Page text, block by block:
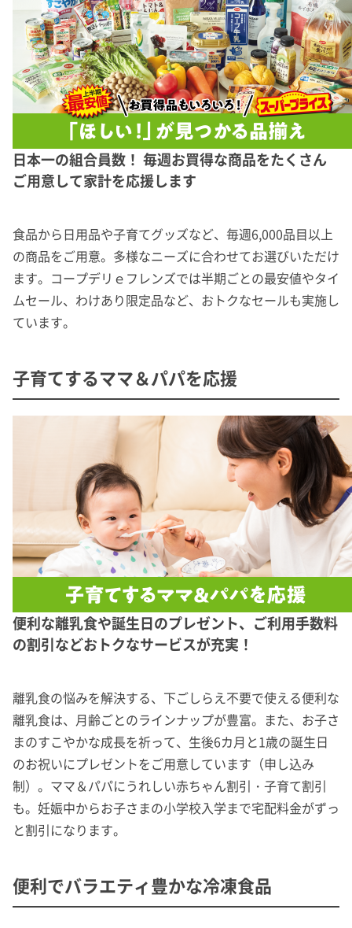
日本一の組合員数！ 毎週お買得な商品をたくさん
ご用意して家計を応援します
食品から日用品や子育てグッズなど、毎週6,000品目以上
の商品をご用意。多様なニーズに合わせてお選びいただけ
ます。コープデリｅフレンズでは半期ごとの最安値やタイ
ムセール、わけあり限定品など、おトクなセールも実施し
ています。
子育てするママ＆パパを応援
便利な離乳食や誕生日のプレゼント、ご利用手数料
の割引などおトクなサービスが充実！
離乳食の悩みを解決する、下ごしらえ不要で使える便利な
離乳食は、月齢ごとのラインナップが豊富。また、お子さ
まのすこやかな成長を祈って、生後6カ月と1歳の誕生日
のお祝いにプレゼントをご用意しています（申し込み
制）。ママ＆パパにうれしい赤ちゃん割引・子育て割引
も。妊娠中からお子さまの小学校入学まで宅配料金がずっ
と割引になります。
便利でバラエティ豊かな冷凍食品